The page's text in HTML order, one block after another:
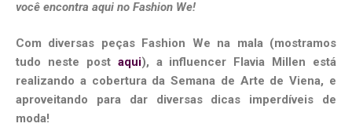
você encontra aqui no Fashion We!
Com diversas peças Fashion We na mala (mostramos
tudo neste post aqui), a influencer Flavia Millen está
realizando a cobertura da Semana de Arte de Viena, e
aproveitando para dar diversas dicas imperdíveis de
moda!